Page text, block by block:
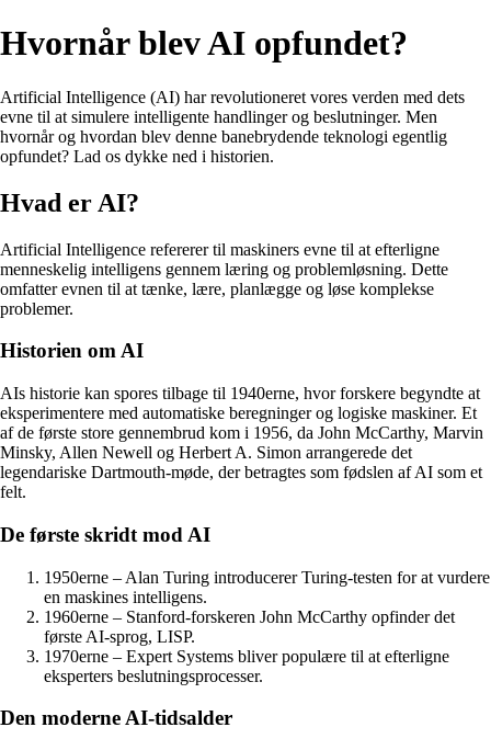
Hvornår blev AI opfundet?
Artificial Intelligence (AI) har revolutioneret vores verden med dets
evne til at simulere intelligente handlinger og beslutninger. Men
hvornår og hvordan blev denne banebrydende teknologi egentlig
opfundet? Lad os dykke ned i historien.
Hvad er AI?
Artificial Intelligence refererer til maskiners evne til at efterligne
menneskelig intelligens gennem læring og problemløsning. Dette
omfatter evnen til at tænke, lære, planlægge og løse komplekse
problemer.
Historien om AI
AIs historie kan spores tilbage til 1940erne, hvor forskere begyndte at
eksperimentere med automatiske beregninger og logiske maskiner. Et
af de første store gennembrud kom i 1956, da John McCarthy, Marvin
Minsky, Allen Newell og Herbert A. Simon arrangerede det
legendariske Dartmouth-møde, der betragtes som fødslen af AI som et
felt.
De første skridt mod AI
1950erne – Alan Turing introducerer Turing-testen for at vurdere
en maskines intelligens.
1960erne – Stanford-forskeren John McCarthy opfinder det
første AI-sprog, LISP.
1970erne – Expert Systems bliver populære til at efterligne
eksperters beslutningsprocesser.
Den moderne AI-tidsalder